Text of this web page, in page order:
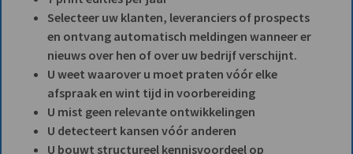
Selecteer uw klanten, leveranciers of prospects
en ontvang automatisch meldingen wanneer er
nieuws over hen of over uw bedrijf verschijnt.
U weet waarover u moet praten vóór elke
afspraak en wint tijd in voorbereiding
U mist geen relevante ontwikkelingen
U detecteert kansen vóór anderen
U bouwt structureel kennisvoordeel op